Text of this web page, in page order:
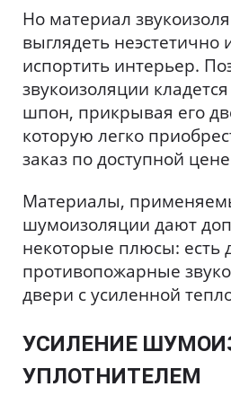
Но материал
выглядеть
испортить интерьер.
звукоизоляции
шпон, прикрывая его
которую легко
заказ по доступной
Материалы,
шумоизоляции дают
некоторые плюсы: есть
противопожарные
двери с усиленной
УСИЛЕНИЕ
УПЛОТНИТЕЛЕМ